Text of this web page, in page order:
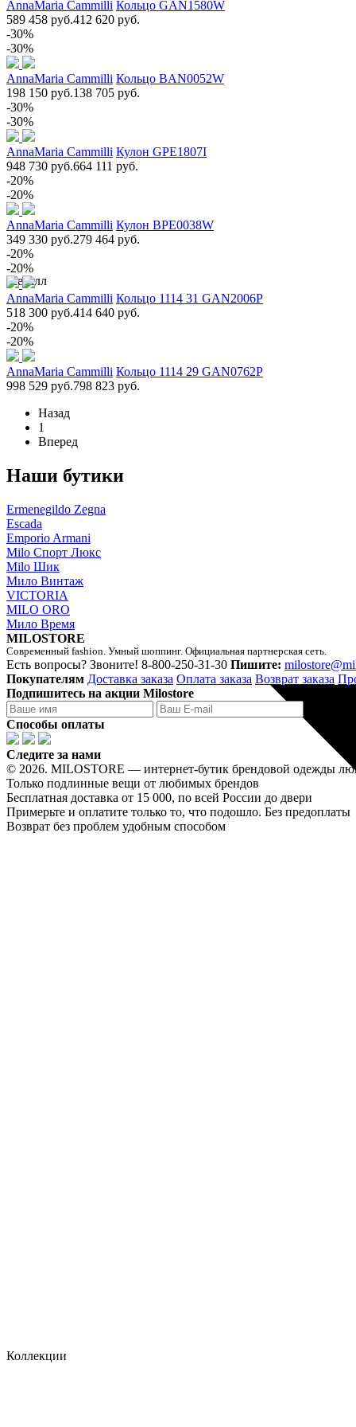
Металл
Коллекции
AnnaMaria Cammilli Кольцо GAN1580W
589 458 руб.412 620 руб.
-30%
-30%
AnnaMaria Cammilli Кольцо BAN0052W
198 150 руб.138 705 руб.
-30%
-30%
AnnaMaria Cammilli Кулон GPE1807I
948 730 руб.664 111 руб.
-20%
-20%
AnnaMaria Cammilli Кулон BPE0038W
349 330 руб.279 464 руб.
-20%
-20%
AnnaMaria Cammilli Кольцо 1114 31 GAN2006P
518 300 руб.414 640 руб.
-20%
-20%
AnnaMaria Cammilli Кольцо 1114 29 GAN0762P
998 529 руб.798 823 руб.
Назад
1
Вперед
Наши бутики
Ermenegildo Zegna
Escada
Emporio Armani
Milo Спорт Люкс
Milo Шик
Мило Винтаж
VICTORIA
MILO ORO
Мило Время
MILOSTORE
Современный fashion. Умный шоппинг. Официальная партнерская сеть.
Есть вопросы? Звоните! 8-800-250-31-30 Пишите:
Покупателям Доставка заказа Оплата заказа Возврат заказа
Подпишитесь на акции Milostore
Способы оплаты
Следите за нами
© 2026. MILOSTORE — интернет-бутик брендовой одежды
Только подлинные вещи от любимых брендов
Бесплатная доставка от 15 000, по всей России до двери
Примерьте и оплатите только то, что подошло. Без предоплаты
Возврат без проблем удобным способом